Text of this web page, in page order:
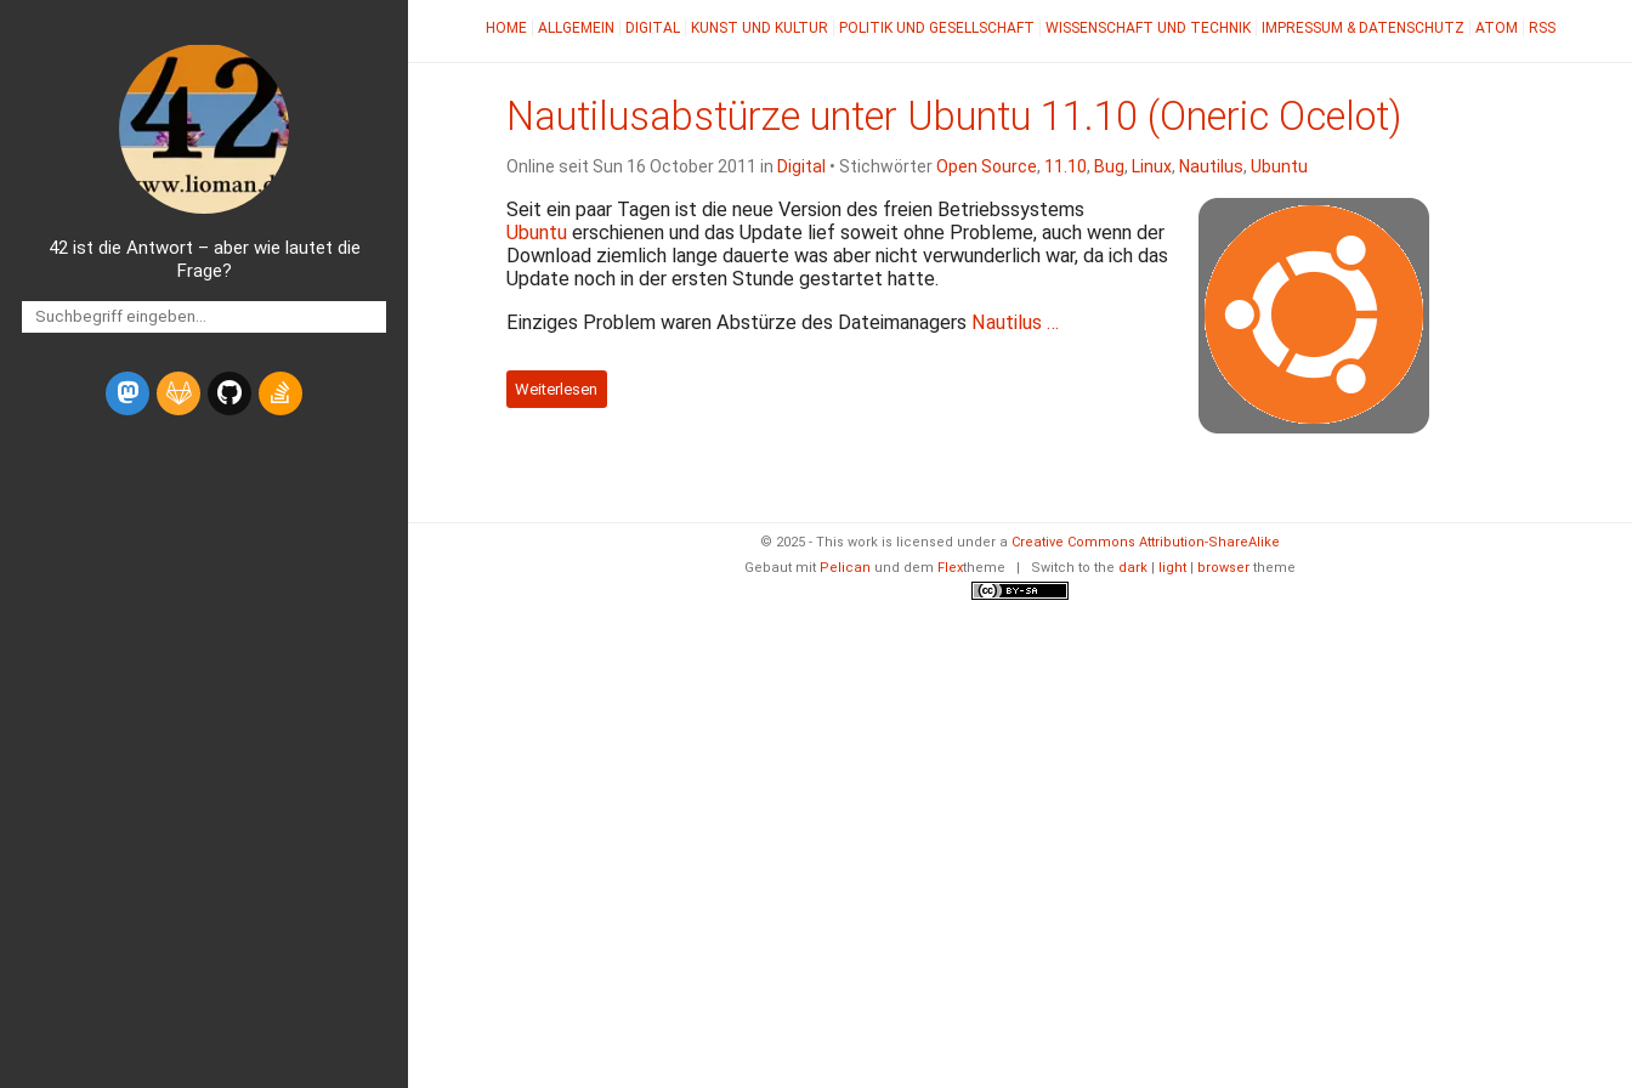
42 ist die Antwort – aber wie lautet die
Frage?
HOME ALLGEMEIN DIGITAL KUNST UND KULTUR POLITIK UND GESELLSCHAFT WISSENSCHAFT UND TECHNIK IMPRESSUM & DATENSCHUTZ ATOM RSS
Nautilusabstürze unter Ubuntu 11.10 (Oneric Ocelot)
Online seit Sun 16 October 2011 in Digital • StichwörterOpen Source, 11.10, Bug, Linux, Nautilus, Ubuntu
Seit ein paar Tagen ist die neue Version des freien Betriebssystems
Ubuntuerschienen und das Update lief soweit ohne Probleme, auch wenn der
Download ziemlich lange dauerte was aber nicht verwunderlich war, da ich das
Update noch in der ersten Stunde gestartet hatte.
Einziges Problem waren Abstürze des Dateimanagers Nautilus …
Weiterlesen
© 2025 - This work is licensed under a Creative Commons Attribution-ShareAlike
Gebaut mit Pelican und dem Flextheme | Switch to the dark | light | browser theme